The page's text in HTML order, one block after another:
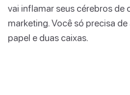
vai inflamar seus cérebros de
marketing. Você só precisa
papel e duas caixas.